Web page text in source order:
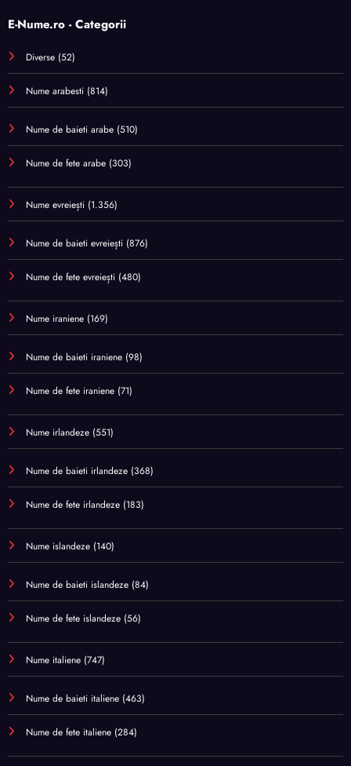
E-Nume.ro - Categorii
Diverse (52)
Nume arabesti (814)
Nume de baieti arabe (510)
Nume de fete arabe (303)
Nume evreiești (1.356)
Nume de baieti evreiești (876)
Nume de fete evreiești (480)
Nume iraniene (169)
Nume de baieti iraniene (98)
Nume de fete iraniene (71)
Nume irlandeze (551)
Nume de baieti irlandeze (368)
Nume de fete irlandeze (183)
Nume islandeze (140)
Nume de baieti islandeze (84)
Nume de fete islandeze (56)
Nume italiene (747)
Nume de baieti italiene (463)
Nume de fete italiene (284)